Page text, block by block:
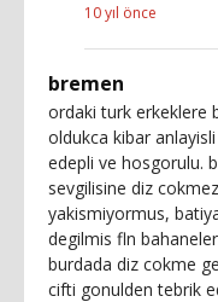
10 yıl önce
bremen
ordaki turk erkeklere
oldukca kibar
edepli ve hosgorulu.
sevgilisine diz
yakismiyormus,
degilmis fln
burdada diz cokme
cifti gonulden tebrik